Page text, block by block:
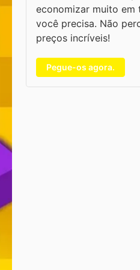
economizar muito em
você precisa. Não
preços incríveis!
Pegue-os agora.